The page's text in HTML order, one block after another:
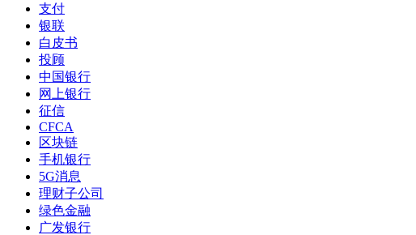
支付
银联
白皮书
投顾
中国银行
网上银行
征信
CFCA
区块链
手机银行
5G消息
理财子公司
绿色金融
广发银行